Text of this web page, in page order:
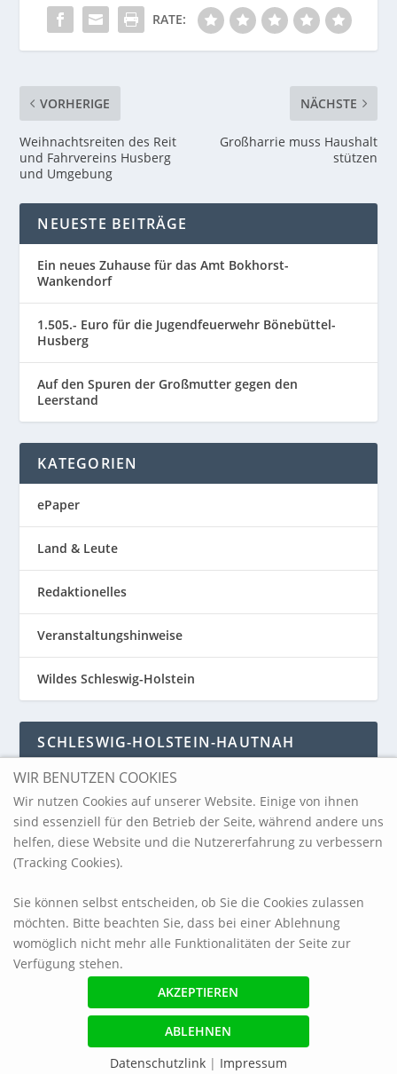
RATE:
VORHERIGE
Weihnachtsreiten des Reit
und Fahrvereins Husberg
und Umgebung
NÄCHSTE
Großharrie muss Haushalt
stützen
NEUESTE BEITRÄGE
Ein neues Zuhause für das Amt Bokhorst-
Wankendorf
1.505.- Euro für die Jugendfeuerwehr Bönebüttel-
Husberg
Auf den Spuren der Großmutter gegen den
Leerstand
KATEGORIEN
ePaper
Land & Leute
Redaktionelles
Veranstaltungshinweise
Wildes Schleswig-Holstein
SCHLESWIG-HOLSTEIN-HAUTNAH
Schleswig-Holstein-Hautnah
ARCHIV
© 2017 blickpunkt-sh.com
Impressum
Referenzen
Haftungsausschluss / Datenschutzerklärung
WIR BENUTZEN COOKIES
Wir nutzen Cookies auf unserer Website. Einige von ihnen
sind essenziell für den Betrieb der Seite, während andere uns
helfen, diese Website und die Nutzererfahrung zu verbessern
(Tracking Cookies).
Sie können selbst entscheiden, ob Sie die Cookies zulassen
möchten. Bitte beachten Sie, dass bei einer Ablehnung
womöglich nicht mehr alle Funktionalitäten der Seite zur
Verfügung stehen.
Datenschutzlink | Impressum